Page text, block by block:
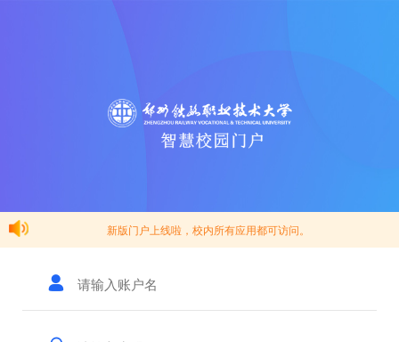
新版门户上线啦，校内所有应用都可访问。